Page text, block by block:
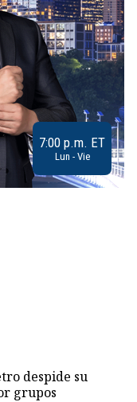
7:00 p.m. ET
Lun - Vie
despide su
grupos